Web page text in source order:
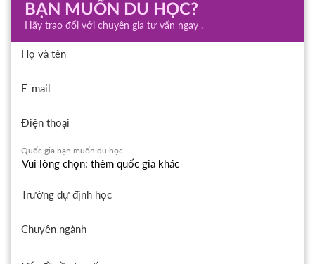
BẠN MUỐN DU HỌC?
Hãy trao đổi với chuyên gia tư vấn ngay .
Họ và tên
E-mail
Điện thoại
Quốc gia bạn muốn du học
Trường dự định học
Chuyên ngành